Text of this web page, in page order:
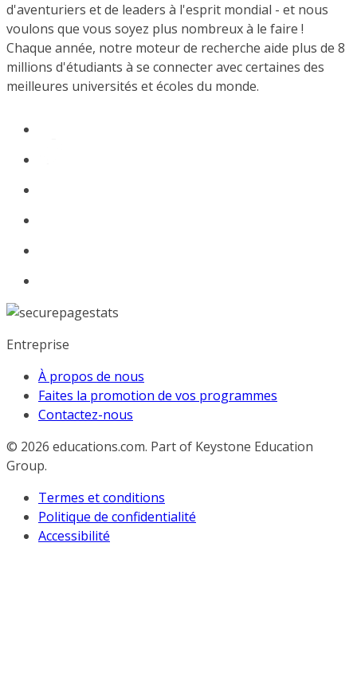
d'aventuriers et de leaders à l'esprit mondial - et nous
voulons que vous soyez plus nombreux à le faire !
Chaque année, notre moteur de recherche aide plus de 8
millions d'étudiants à se connecter avec certaines des
meilleures universités et écoles du monde.
Entreprise
À propos de nous
Faites la promotion de vos programmes
Contactez-nous
© 2026 educations.com. Part of Keystone Education
Group.
Termes et conditions
Politique de confidentialité
Accessibilité